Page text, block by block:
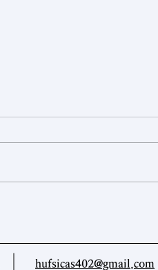
hufsicas402@gmail.com